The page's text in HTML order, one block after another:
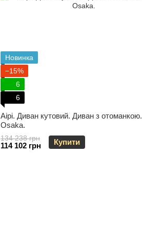
Новинка
−15%
6
6
Aipi. Диван кутовий. Диван з отоманкою.
Osaka.
134 238 грн
114 102 грн Купити